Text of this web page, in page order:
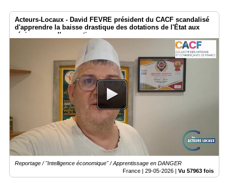
Acteurs-Locaux - David FEVRE président du CACF scandalisé
d'apprendre la baisse drastique des dotations de l'État aux
régions pour l'apprentissage.
Reportage / "Intelligence économique" / Apprentissage en DANGER
France | 29-05-2026 | Vu 57963 fois